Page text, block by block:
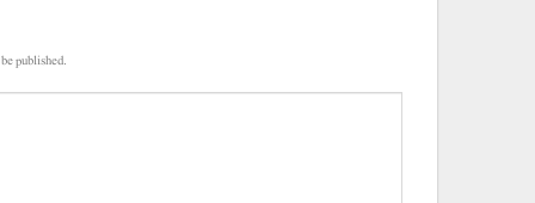
published.